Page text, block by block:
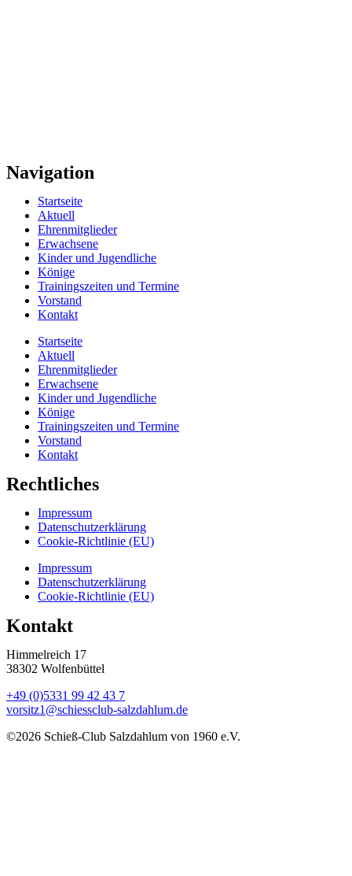
Navigation
Startseite
Aktuell
Ehrenmitglieder
Erwachsene
Kinder und Jugendliche
Könige
Trainingszeiten und Termine
Vorstand
Kontakt
Startseite
Aktuell
Ehrenmitglieder
Erwachsene
Kinder und Jugendliche
Könige
Trainingszeiten und Termine
Vorstand
Kontakt
Rechtliches
Impressum
Datenschutzerklärung
Cookie-Richtlinie (EU)
Impressum
Datenschutzerklärung
Cookie-Richtlinie (EU)
Kontakt
Himmelreich 17
38302 Wolfenbüttel
+49 (0)5331 99 42 43 7
vorsitz1@schiessclub-salzdahlum.de
©2026 Schieß-Club Salzdahlum von 1960 e.V.